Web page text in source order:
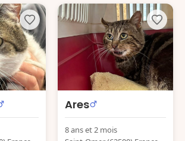
Ares
8 ans et 2 mois